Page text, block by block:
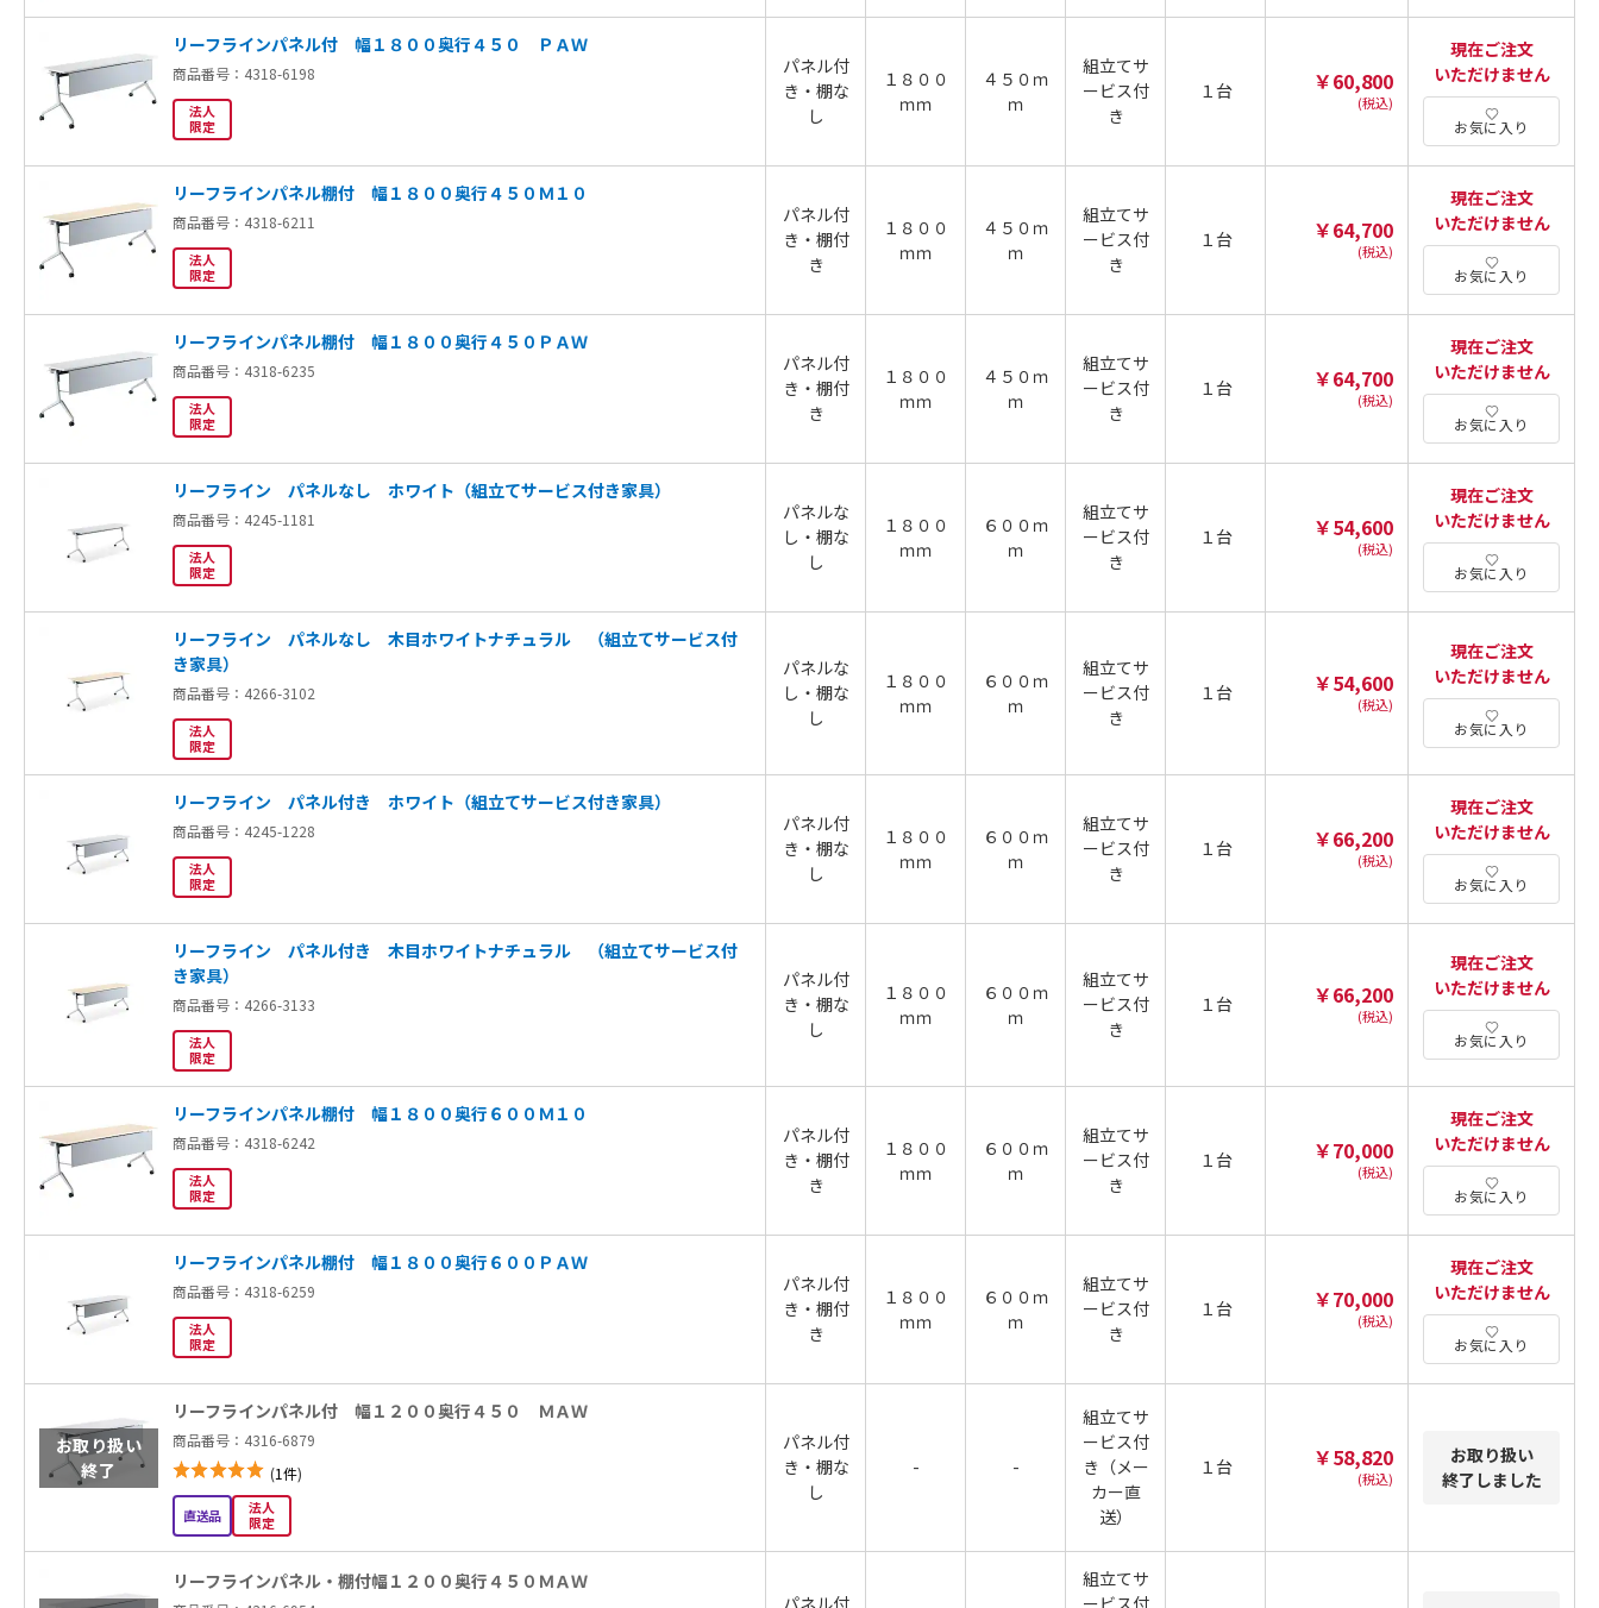
リーフラインパネル付 幅１８００奥行４５０ ＰＡＷ
商品番号：4318-6198
法人
限定
パネル付
き・棚な
し
１８００
ｍｍ
４５０ｍ
ｍ
組立てサ
ービス付
き
１台 ￥60,800
(税込)
現在ご注文
いただけません
お気に入り
リーフラインパネル棚付 幅１８００奥行４５０Ｍ１０
商品番号：4318-6211
法人
限定
パネル付
き・棚付
き
１８００
ｍｍ
４５０ｍ
ｍ
組立てサ
ービス付
き
１台 ￥64,700
(税込)
現在ご注文
いただけません
お気に入り
リーフラインパネル棚付 幅１８００奥行４５０ＰＡＷ
商品番号：4318-6235
法人
限定
パネル付
き・棚付
き
１８００
ｍｍ
４５０ｍ
ｍ
組立てサ
ービス付
き
１台 ￥64,700
(税込)
現在ご注文
いただけません
お気に入り
リーフライン パネルなし ホワイト（組立てサービス付き家具）
商品番号：4245-1181
法人
限定
パネルな
し・棚な
し
１８００
ｍｍ
６００ｍ
ｍ
組立てサ
ービス付
き
１台 ￥54,600
(税込)
現在ご注文
いただけません
お気に入り
リーフライン パネルなし 木目ホワイトナチュラル （組立てサービス付
き家具）
商品番号：4266-3102
法人
限定
パネルな
し・棚な
し
１８００
ｍｍ
６００ｍ
ｍ
組立てサ
ービス付
き
１台 ￥54,600
(税込)
現在ご注文
いただけません
お気に入り
リーフライン パネル付き ホワイト（組立てサービス付き家具）
商品番号：4245-1228
法人
限定
パネル付
き・棚な
し
１８００
ｍｍ
６００ｍ
ｍ
組立てサ
ービス付
き
１台 ￥66,200
(税込)
現在ご注文
いただけません
お気に入り
リーフライン パネル付き 木目ホワイトナチュラル （組立てサービス付
き家具）
商品番号：4266-3133
法人
限定
パネル付
き・棚な
し
１８００
ｍｍ
６００ｍ
ｍ
組立てサ
ービス付
き
１台 ￥66,200
(税込)
現在ご注文
いただけません
お気に入り
リーフラインパネル棚付 幅１８００奥行６００Ｍ１０
商品番号：4318-6242
法人
限定
パネル付
き・棚付
き
１８００
ｍｍ
６００ｍ
ｍ
組立てサ
ービス付
き
１台 ￥70,000
(税込)
現在ご注文
いただけません
お気に入り
リーフラインパネル棚付 幅１８００奥行６００ＰＡＷ
商品番号：4318-6259
法人
限定
パネル付
き・棚付
き
１８００
ｍｍ
６００ｍ
ｍ
組立てサ
ービス付
き
１台 ￥70,000
(税込)
現在ご注文
いただけません
お気に入り
お取り扱い
終了
リーフラインパネル付 幅１２００奥行４５０ ＭＡＷ
商品番号：4316-6879
レビュー評価5レビュー数
(1件)
直送品
法人
限定
パネル付
き・棚な
し
- -
組立てサ
ービス付
き（メー
カー直
送）
１台 ￥58,820
(税込)
お取り扱い
終了しました
リーフラインパネル・棚付幅１２００奥行４５０ＭＡＷ
パネル付
組立てサ
ービス付